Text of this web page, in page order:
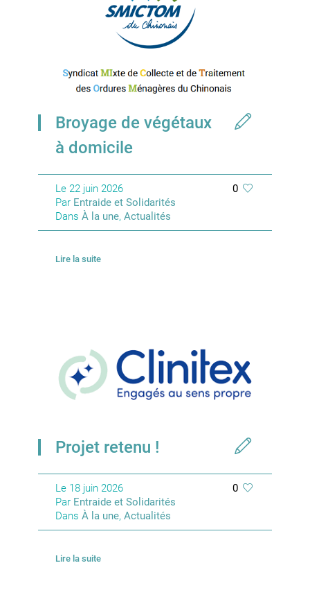
Broyage de végétaux
à domicile
0
Le 22 juin 2026
Par Entraide et Solidarités
Dans À la une, Actualités
Lire la suite
Projet retenu !
0
Le 18 juin 2026
Par Entraide et Solidarités
Dans À la une, Actualités
Lire la suite